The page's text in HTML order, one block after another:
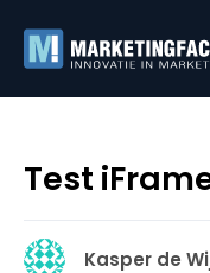
Test
Kasper de